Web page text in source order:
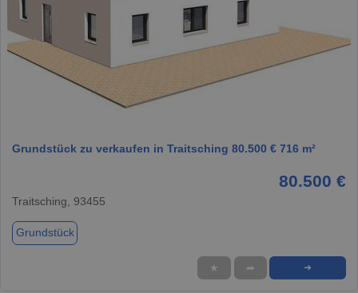
Grundstück zu verkaufen in Traitsching 80.500 € 716 m²
80.500 €
Traitsching, 93455
Grundstück
★ ➦ ➜